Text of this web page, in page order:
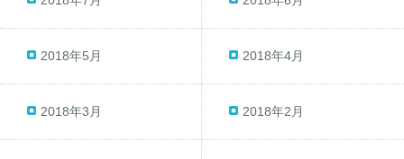
2018年5月 2018年4月
2018年3月 2018年2月